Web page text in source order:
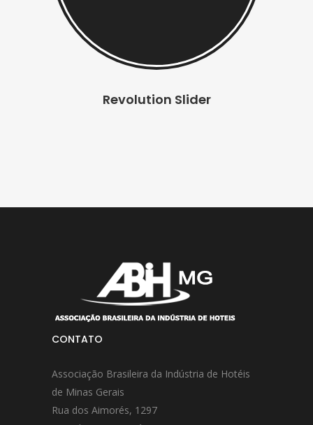
Revolution Slider
CONTATO
Associação Brasileira da Indústria de Hotéis
de Minas Gerais
Rua dos Aimorés, 1297